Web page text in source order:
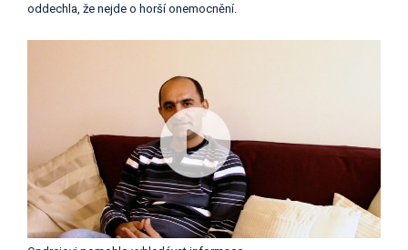
oddechla, že nejde o horší onemocnění.